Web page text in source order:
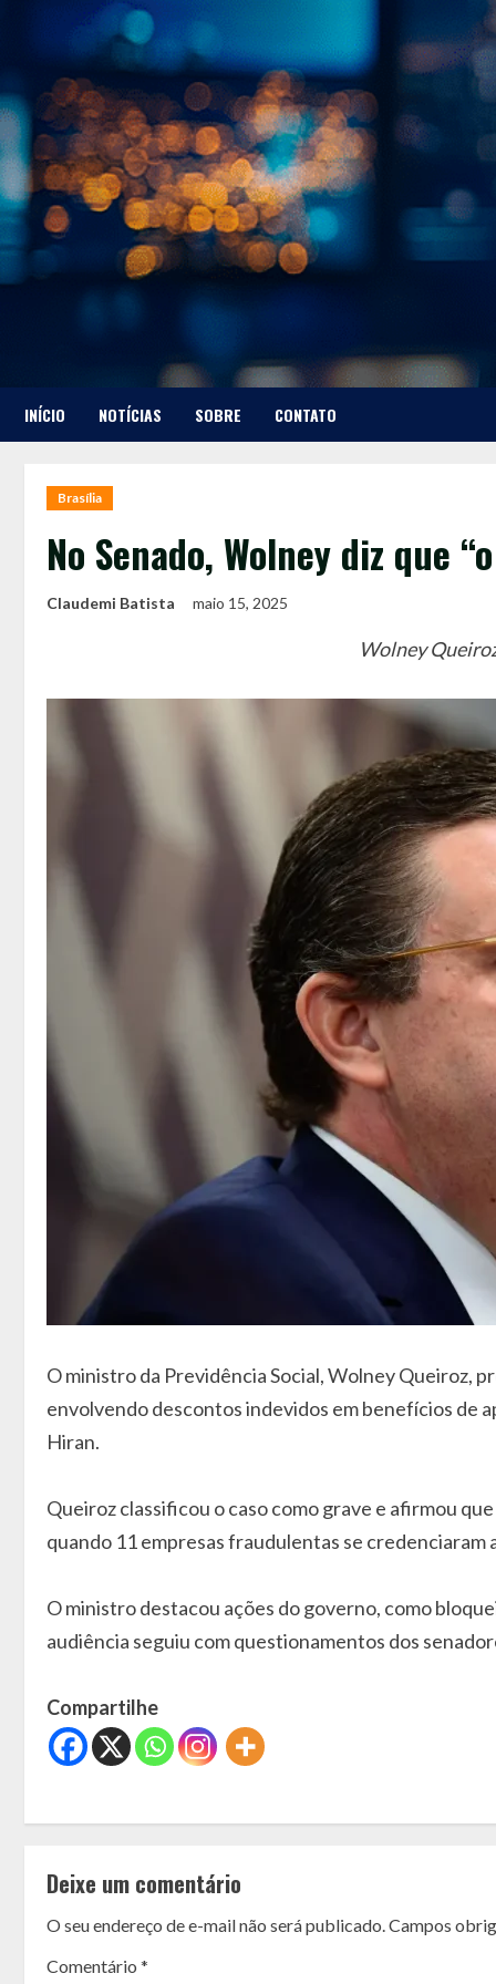
INÍCIO NOTÍCIAS SOBRE CONTATO
Brasília
No Senado, Wolney diz que
Claudemi Batista maio 15, 2025
Wolney
O ministro da Previdência Social, Wolney Queiroz,
envolvendo descontos indevidos em benefícios de
Hiran.
Queiroz classificou o caso como grave e afirmou
quando 11 empresas fraudulentas se credenciaram
O ministro destacou ações do governo, como
audiência seguiu com questionamentos dos
Compartilhe
C
n
t
Deixe um comentário
O seu endereço de e-mail não será publicado. Campos
Comentário *